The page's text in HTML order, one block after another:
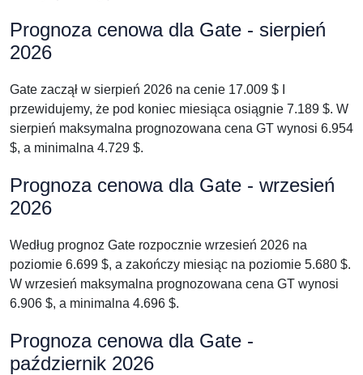
Prognoza cenowa dla Gate - sierpień
2026
Gate zaczął w sierpień 2026 na cenie 17.009 $ I
przewidujemy, że pod koniec miesiąca osiągnie 7.189 $. W
sierpień maksymalna prognozowana cena GT wynosi 6.954
$, a minimalna 4.729 $.
Prognoza cenowa dla Gate - wrzesień
2026
Według prognoz Gate rozpocznie wrzesień 2026 na
poziomie 6.699 $, a zakończy miesiąc na poziomie 5.680 $.
W wrzesień maksymalna prognozowana cena GT wynosi
6.906 $, a minimalna 4.696 $.
Prognoza cenowa dla Gate -
październik 2026